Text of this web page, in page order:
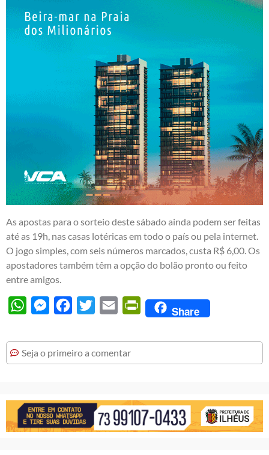
As apostas para o sorteio deste sábado ainda podem ser feitas
até as 19h, nas casas lotéricas em todo o país ou pela internet.
O jogo simples, com seis números marcados, custa R$ 6,00. Os
apostadores também têm a opção do bolão pronto ou feito
entre amigos.
WhatsAppMessengerFacebook
Twitter Email PrintFriendly
Share
Seja o primeiro a comentar